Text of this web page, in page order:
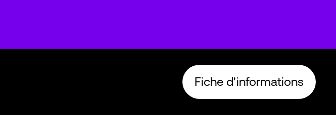
Fiche d'informations